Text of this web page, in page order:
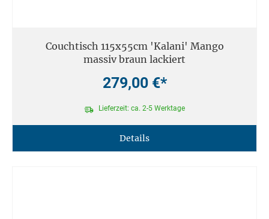
Couchtisch 115x55cm 'Kalani' Mango
massiv braun lackiert
279,00 €*
Lieferzeit: ca. 2-5 Werktage
Details